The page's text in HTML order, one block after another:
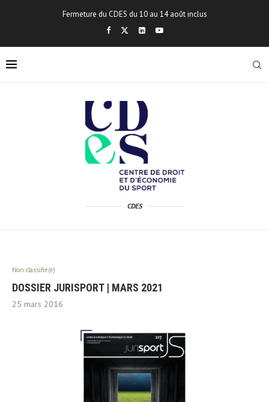
Fermeture du CDES du 10 au 14 août inclus
CDES
Non classifié(e)
DOSSIER JURISPORT | MARS 2021
25 mars 2016